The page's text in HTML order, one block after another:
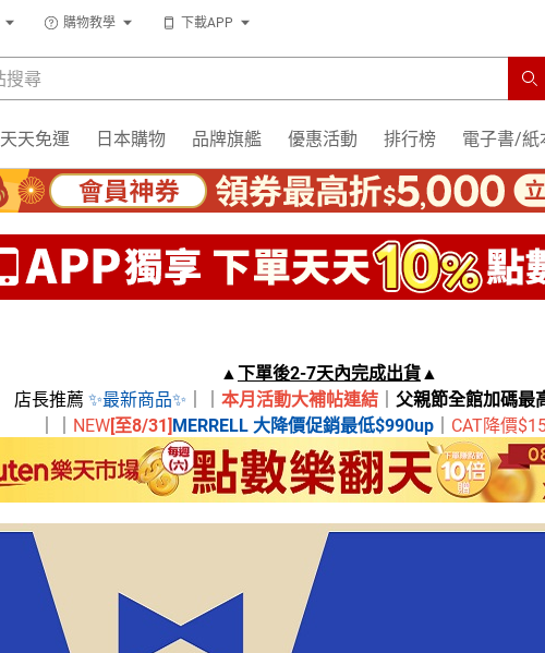
購物教學 下載APP
天天免運 日本購物 品牌旗艦 優惠活動 排行榜 電子書/紙
▲下單後2-7天內完成出貨▲
店長推薦 ✨最新商品✨ 本月活動大補帖連結 父親節全館加碼最
NEW[至8/31]MERRELL 大降價促銷最低$990up｜ CAT降價